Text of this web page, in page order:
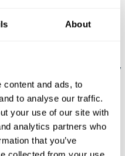
About
content and ads, to
to analyse our traffic.
your use of our site with
analytics partners who
that you’ve
vous aider à vous
certifiées OPITO
des cours garantie,
situés
en Belgique et en Arabie
aéroports et des pôles
jusqu'à 24 heures avant le
certifiés , dotés d'une
secteurs offshore et